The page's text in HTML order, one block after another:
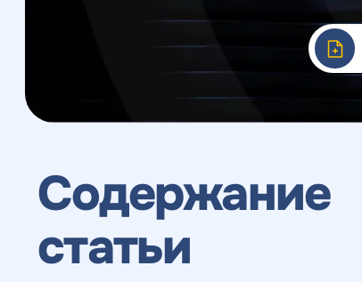
Содержание
статьи